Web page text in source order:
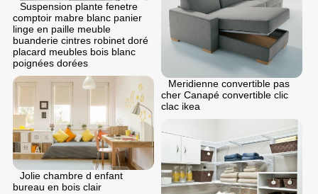
Suspension plante fenetre
comptoir mabre blanc panier
linge en paille meuble
buanderie cintres robinet doré
placard meubles bois blanc
poignées dorées
Meridienne convertible pas
cher Canapé convertible clic
clac ikea
Jolie chambre d enfant
bureau en bois clair